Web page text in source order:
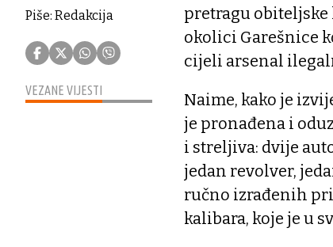
Piše: Redakcija
VEZANE VIJESTI
pretragu
okolici Garešnice
cijeli arsenal
Naime, kako je
je pronađena i
i streljiva: dvije
jedan revolver,
ručno izrađenih
kalibara, koje je u